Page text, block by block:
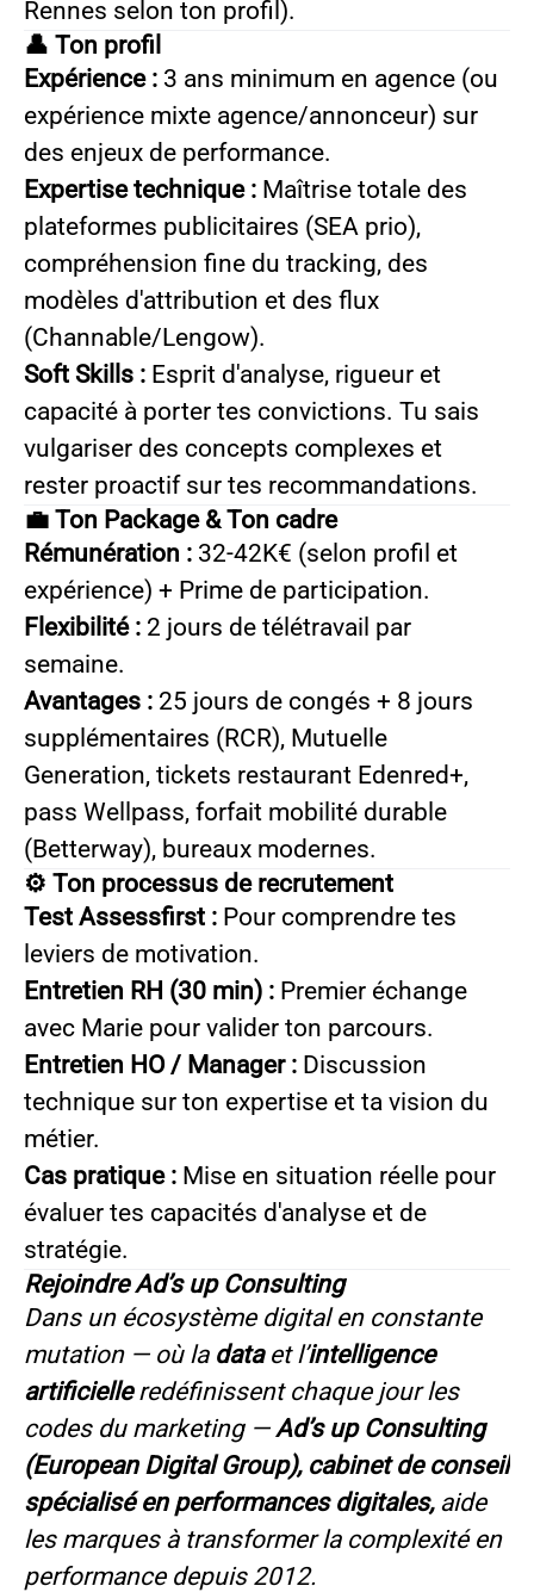
Rennes selon ton profil).
👤 Ton profil
Expérience : 3 ans minimum en agence (ou
expérience mixte agence/annonceur) sur
des enjeux de performance.
Expertise technique : Maîtrise totale des
plateformes publicitaires (SEA prio),
compréhension fine du tracking, des
modèles d'attribution et des flux
(Channable/Lengow).
Soft Skills : Esprit d'analyse, rigueur et
capacité à porter tes convictions. Tu sais
vulgariser des concepts complexes et
rester proactif sur tes recommandations.
💼 Ton Package & Ton cadre
Rémunération : 32-42K€ (selon profil et
expérience) + Prime de participation.
Flexibilité : 2 jours de télétravail par
semaine.
Avantages : 25 jours de congés + 8 jours
supplémentaires (RCR), Mutuelle
Generation, tickets restaurant Edenred+,
pass Wellpass, forfait mobilité durable
(Betterway), bureaux modernes.
⚙️ Ton processus de recrutement
Test Assessfirst : Pour comprendre tes
leviers de motivation.
Entretien RH (30 min) : Premier échange
avec Marie pour valider ton parcours.
Entretien HO / Manager : Discussion
technique sur ton expertise et ta vision du
métier.
Cas pratique : Mise en situation réelle pour
évaluer tes capacités d'analyse et de
stratégie.
Rejoindre Ad’s up Consulting
Dans un écosystème digital en constante
mutation — où la dataet l’intelligence
artificielleredéfinissent chaque jour les
codes du marketing —Ad’s up Consulting
(European Digital Group), cabinet de conseil
spécialisé en performances digitales,aide
les marques à transformer la complexité en
performance depuis 2012.